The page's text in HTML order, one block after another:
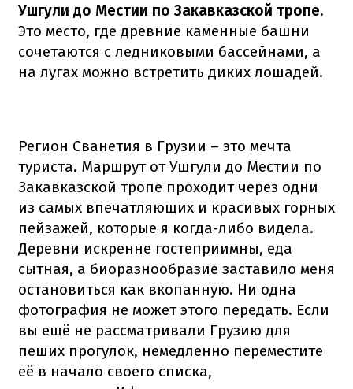
Ушгули до Местии по Закавказской тропе.
Это место, где древние каменные башни
сочетаются с ледниковыми бассейнами, а
на лугах можно встретить диких лошадей.
Регион Сванетия в Грузии – это мечта
туриста. Маршрут от Ушгули до Местии по
Закавказской тропе проходит через одни
из самых впечатляющих и красивых горных
пейзажей, которые я когда-либо видела.
Деревни искренне гостеприимны, еда
сытная, а биоразнообразие заставило меня
остановиться как вкопанную. Ни одна
фотография не может этого передать. Если
вы ещё не рассматривали Грузию для
пеших прогулок, немедленно переместите
её в начало своего списка,